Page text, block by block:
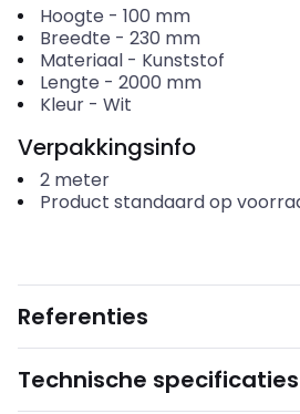
Hoogte - 100 mm
Breedte - 230 mm
Materiaal- Kunststof
Lengte - 2000 mm
Kleur- Wit
Verpakkingsinfo
2 meter
Product standaard op
Referenties
Technische specificaties